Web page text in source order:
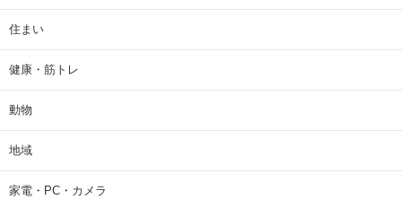
住まい
健康・筋トレ
動物
地域
家電・PC・カメラ